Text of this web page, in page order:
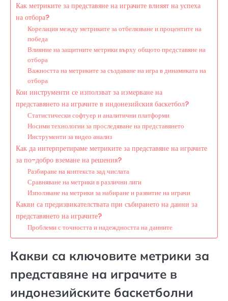
Как метриките за представяне на играчите влияят на успеха
на отбора?
Корелация между метриките за отбелязване и процентите на
победа
Влияние на защитните метрики върху общото представяне на
отбора
Важността на метриките за създаване на игра в динамиката на
отбора
Кои инструменти се използват за измерване на
представянето на играчите в индонезийския баскетбол?
Статистически софтуер и аналитични платформи
Носими технологии за проследяване на представянето
Инструменти за видео анализ
Как да интерпретираме метриките за представяне на играчите
за по-добро вземане на решения?
Разбиране на контекста зад числата
Сравняване на метрики в различни лиги
Използване на метрики за набиране и развитие на играчи
Какви са предизвикателствата при събирането на данни за
представянето на играчите?
Проблеми с точността и надеждността на данните
Какви са ключовите метрики за
представяне на играчите в
индонезийските баскетболни